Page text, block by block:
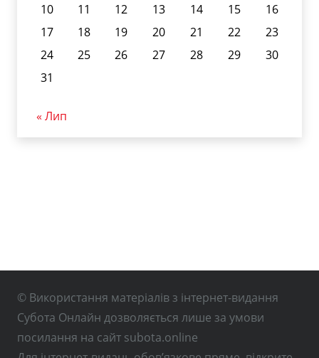
10
11 12 13 14 15
16
17
18 19 20 21 22
23
24
25 26 27 28 29
30
31
« Лип
© Використання матеріалів з інтернет-видання
Субота Онлайн дозволяється лише за умови
посилання на сайт subota.online